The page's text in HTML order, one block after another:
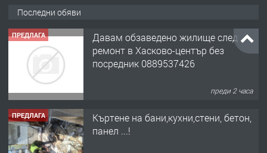
Последни обяви
ПРЕДЛАГА
Давам обзаведено жилище след
ремонт в Хасково-център без
посредник 0889537426
преди 2 часа
ПРЕДЛАГА
Къртене на бани,кухни,стени, бетон,
панел ...!